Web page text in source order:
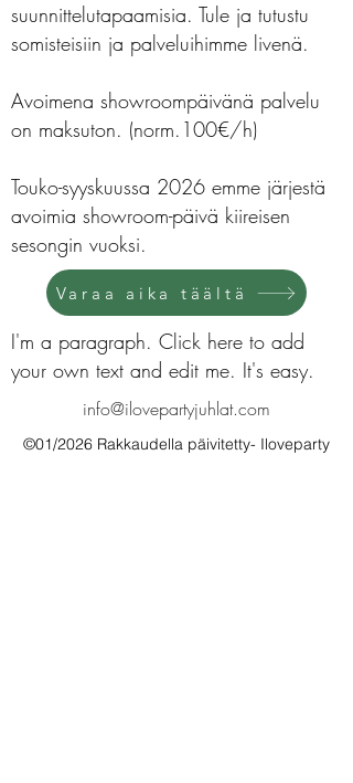
suunnittelutapaamisia. Tule ja tutustu
somisteisiin ja palveluihimme livenä.
Avoimena showroompäivänä palvelu
on maksuton. (norm.100€/h)
Touko-syyskuussa 2026 emme järjestä
avoimia showroom-päivä kiireisen
sesongin vuoksi.
Varaa aika täältä
I'm a paragraph. Click here to add
your own text and edit me. It's easy.
info@ilovepartyjuhlat.com
©01/2026 Rakkaudella päivitetty- Iloveparty